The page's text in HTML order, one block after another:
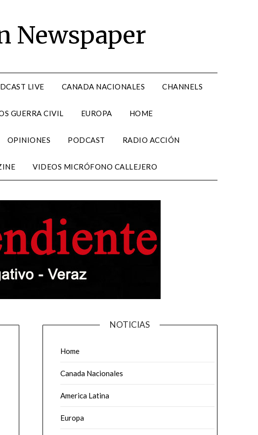
Newspaper
LIVE CANADA NACIONALES CHANNELS
GUERRA CIVIL EUROPA HOME
OPINIONES PODCAST RADIO ACCIÓN
VIDEOS MICRÓFONO CALLEJERO
NOTICIAS
Home
Canada Nacionales
America Latina
Europa